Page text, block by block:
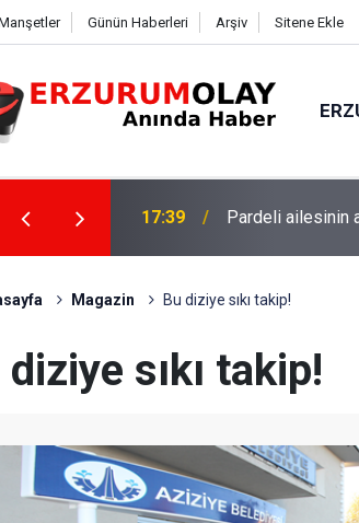
Günün Haberleri Arşiv Sitene Ekle
17:36 Gülistan Doku
Magazin Bu diziye sıkı takip!
diziye sıkı takip!